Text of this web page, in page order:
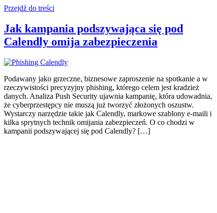
Przejdź do treści
Jak kampania podszywająca się pod
Calendly omija zabezpieczenia
Podawany jako grzeczne, biznesowe zaproszenie na spotkanie a w
rzeczywistości precyzyjny phishing, którego celem jest kradzież
danych. Analiza Push Security ujawnia kampanię, która udowadnia,
że cyberprzestępcy nie muszą już tworzyć złożonych oszustw.
Wystarczy narzędzie takie jak Calendly, markowe szablony e-maili i
kilka sprytnych technik omijania zabezpieczeń. O co chodzi w
kampanii podszywającej się pod Calendly? […]